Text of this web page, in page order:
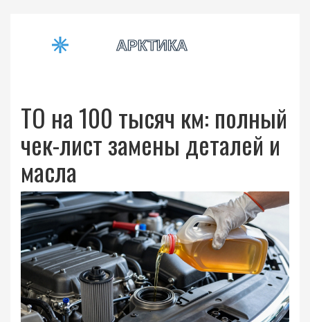
ТО на 100 тысяч км: полный
чек-лист замены деталей и
масла